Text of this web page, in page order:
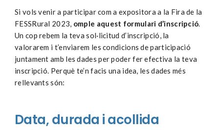
Si vols venir a participar com a expositora a la Fira de la
FESSRural 2023, omple aquest formulari d’inscripció
Un cop rebem la teva sol·licitud d’inscripció, la
valorarem i t’enviarem les condicions de participació
juntament amb les dades per poder fer efectiva la teva
inscripció. Perquè te’n facis una idea, les dades més
rellevants són:
Data, durada i acollida